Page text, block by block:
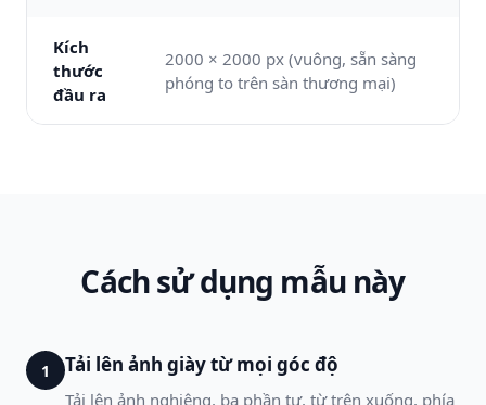
Kích
thước
đầu ra
2000 × 2000 px (vuông, sẵn sàng
phóng to trên sàn thương mại)
Cách sử dụng mẫu này
1 Tải lên ảnh giày từ mọi góc độ
Tải lên ảnh nghiêng, ba phần tư, từ trên xuống, phía